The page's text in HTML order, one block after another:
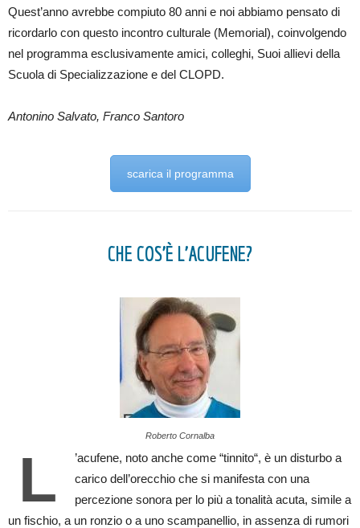
Quest’anno avrebbe compiuto 80 anni e noi abbiamo pensato di
ricordarlo con questo incontro culturale (Memorial), coinvolgendo
nel programma esclusivamente amici, colleghi, Suoi allievi della
Scuola di Specializzazione e del CLOPD.
Antonino Salvato, Franco Santoro
scarica il programma
CHE COS’È L’ACUFENE?
Roberto Cornalba
L
’acufene, noto anche come “tinnito“, è un disturbo a
carico dell’orecchio che si manifesta con una
percezione sonora per lo più a tonalità acuta, simile a
un fischio, a un ronzio o a uno scampanellio, in assenza di rumori